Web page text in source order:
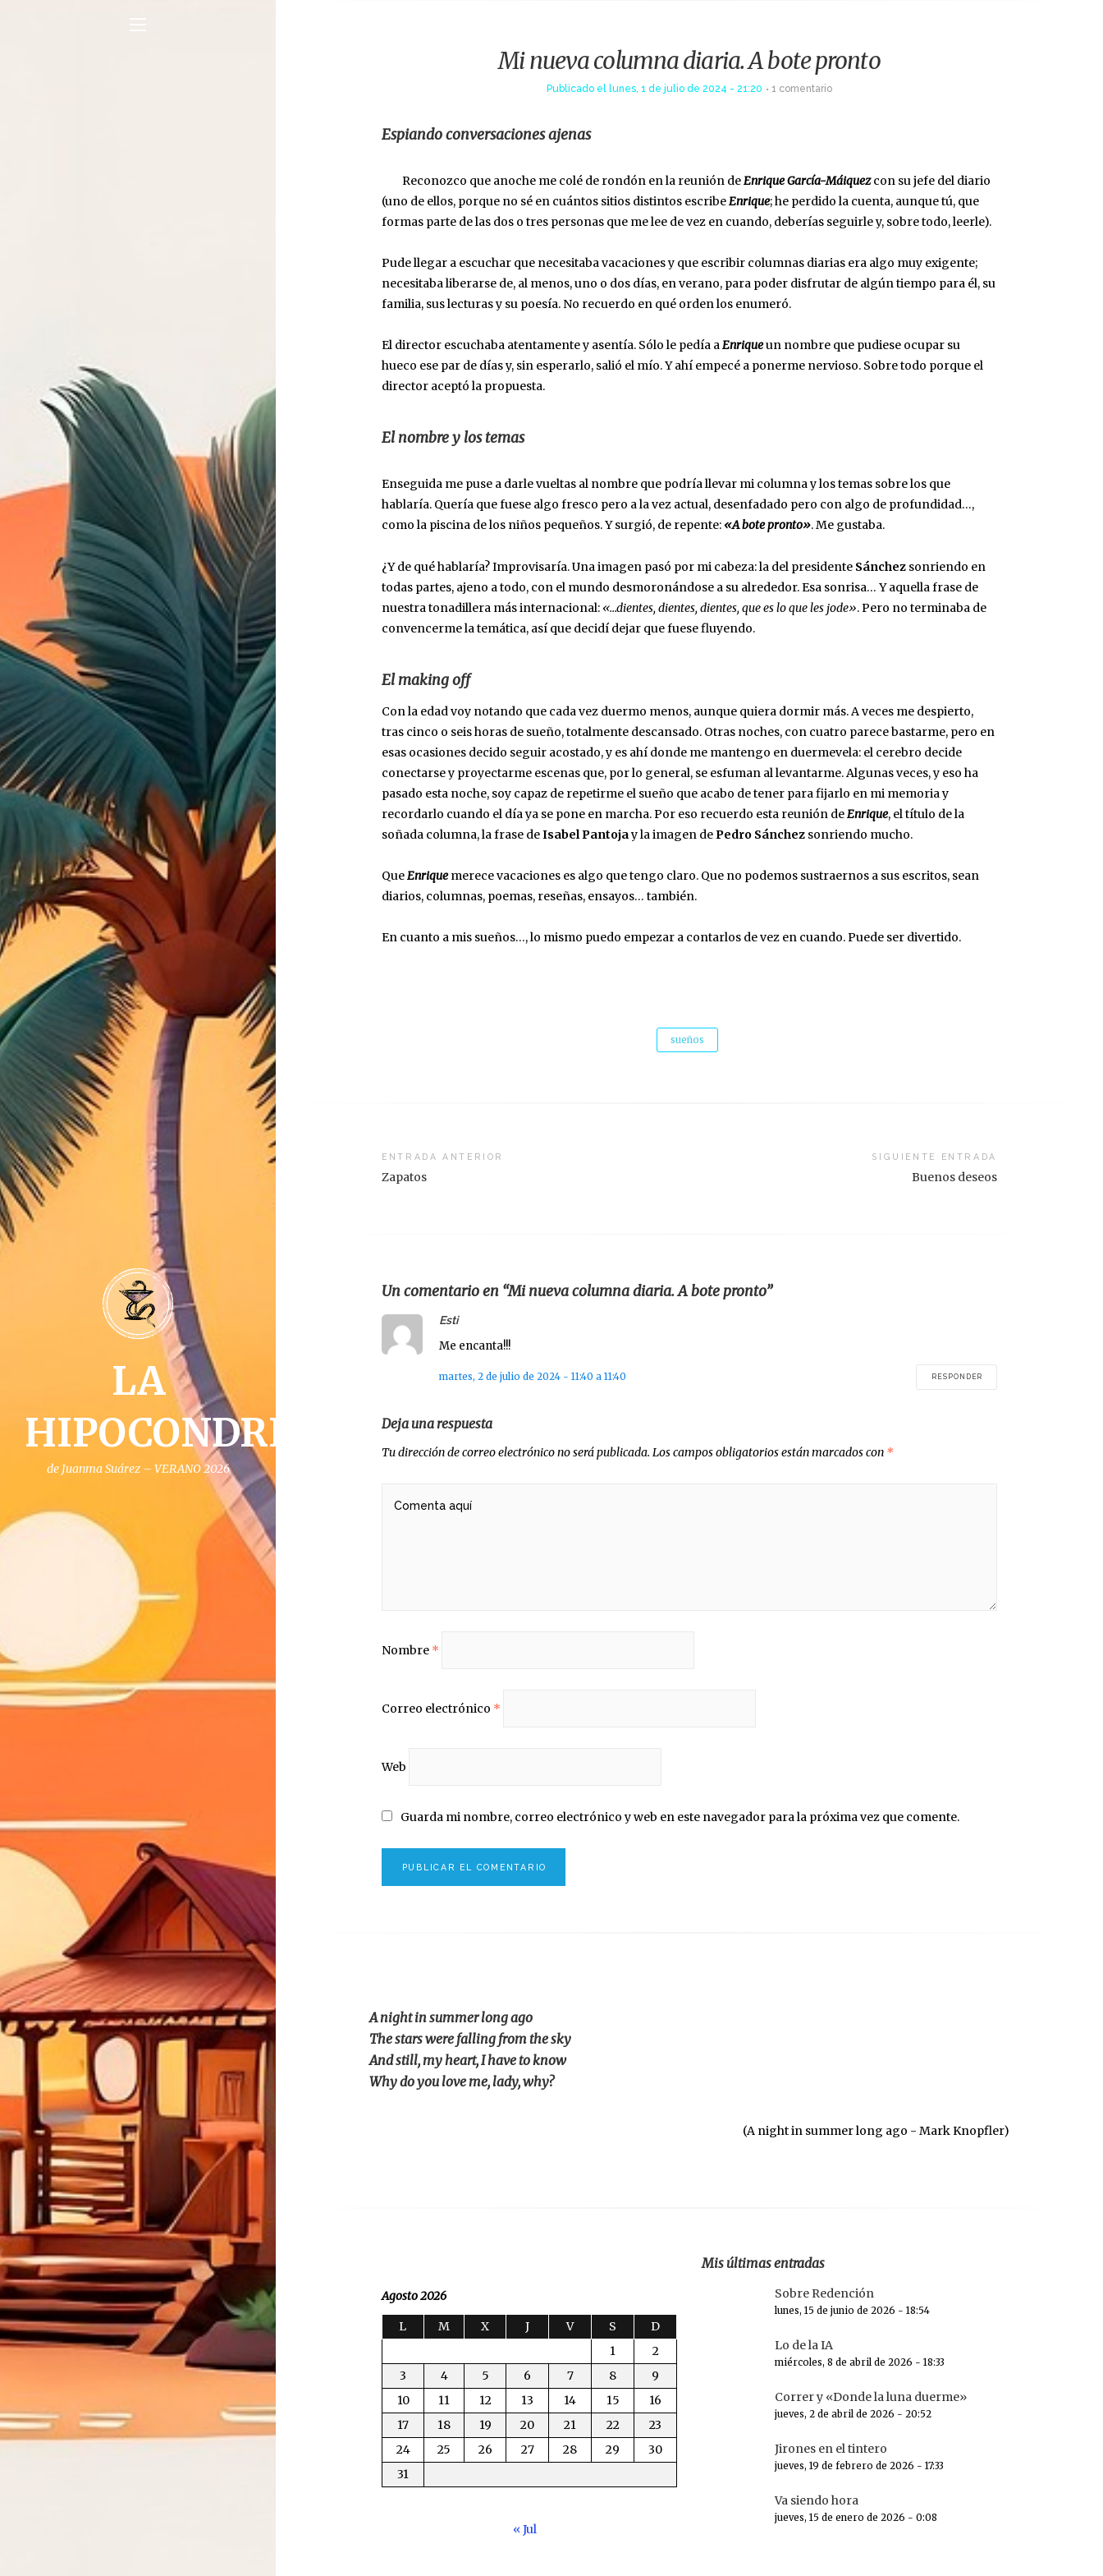
LA
HIPOCONDRIA
de Juanma Suárez – VERANO 2026
Mi nueva columna diaria. A bote pronto
Publicado el lunes, 1 de julio de 2024 - 21:20 1 comentario
Espiando conversaciones ajenas
Reconozco que anoche me colé de rondón en la reunión deEnrique García-Máiquezcon su jefe del diario
(uno de ellos, porque no sé en cuántos sitios distintos escribeEnrique; he perdido la cuenta, aunque tú, que
formas parte de las dos o tres personas que me lee de vez en cuando, deberías seguirle y, sobre todo, leerle).
Pude llegar a escuchar que necesitaba vacaciones y que escribir columnas diarias era algo muy exigente;
necesitaba liberarse de, al menos, uno o dos días, en verano, para poder disfrutar de algún tiempo para él, su
familia, sus lecturas y su poesía. No recuerdo en qué orden los enumeró.
El director escuchaba atentamente y asentía. Sólo le pedía aEnriqueun nombre que pudiese ocupar su
hueco ese par de días y, sin esperarlo, salió el mío. Y ahí empecé a ponerme nervioso. Sobre todo porque el
director aceptó la propuesta.
El nombre y los temas
Enseguida me puse a darle vueltas al nombre que podría llevar mi columna y los temas sobre los que
hablaría. Quería que fuese algo fresco pero a la vez actual, desenfadado pero con algo de profundidad…,
como la piscina de los niños pequeños. Y surgió, de repente:«A bote pronto». Me gustaba.
¿Y de qué hablaría? Improvisaría. Una imagen pasó por mi cabeza: la del presidente Sánchez sonriendo en
todas partes, ajeno a todo, con el mundo desmoronándose a su alrededor. Esa sonrisa… Y aquella frase de
nuestra tonadillera más internacional: «…dientes, dientes, dientes, que es lo que les jode». Pero no terminaba de
convencerme la temática, así que decidí dejar que fuese fluyendo.
El making off
Con la edad voy notando que cada vez duermo menos, aunque quiera dormir más. A veces me despierto,
tras cinco o seis horas de sueño, totalmente descansado. Otras noches, con cuatro parece bastarme, pero en
esas ocasiones decido seguir acostado, y es ahí donde me mantengo en duermevela: el cerebro decide
conectarse y proyectarme escenas que, por lo general, se esfuman al levantarme. Algunas veces, y eso ha
pasado esta noche, soy capaz de repetirme el sueño que acabo de tener para fijarlo en mi memoria y
recordarlo cuando el día ya se pone en marcha. Por eso recuerdo esta reunión deEnrique, el título de la
soñada columna, la frase deIsabel Pantojay la imagen dePedro Sánchez sonriendo mucho.
QueEnriquemerece vacaciones es algo que tengo claro. Que no podemos sustraernos a sus escritos, sean
diarios, columnas, poemas, reseñas, ensayos… también.
En cuanto a mis sueños…, lo mismo puedo empezar a contarlos de vez en cuando. Puede ser divertido.
sueños
Navegación
ENTRADA ANTERIOR
Zapatos
SIGUIENTE ENTRADA
Buenos deseos
Un comentario en “Mi nueva columna diaria. A bote pronto”
Estisays:
Me encanta!!!
martes, 2 de julio de 2024 - 11:40 a 11:40 RESPONDER
Deja una respuesta
Tu dirección de correo electrónico no será publicada. Los campos obligatorios están marcados con *
Nombre *
Correo electrónico *
Web
Guarda mi nombre, correo electrónico y web en este navegador para la próxima vez que comente.
A night in summer long ago
The stars were falling from the sky
And still, my heart, I have to know
Why do you love me, lady, why?
(A night in summer long ago - Mark Knopfler)
Agosto 2026
L M X J V S
D
1
2
3
4 5 6 7 8
9
10
11 12 13 14 15
16
17
18 19 20 21 22
23
24
25 26 27 28 29
30
31
« Jul
Mis últimas entradas
Sobre Redención
lunes, 15 de junio de 2026 - 18:54
Lo de la IA
miércoles, 8 de abril de 2026 - 18:33
Correr y «Donde la luna duerme»
jueves, 2 de abril de 2026 - 20:52
Jirones en el tintero
jueves, 19 de febrero de 2026 - 17:33
Va siendo hora
jueves, 15 de enero de 2026 - 0:08